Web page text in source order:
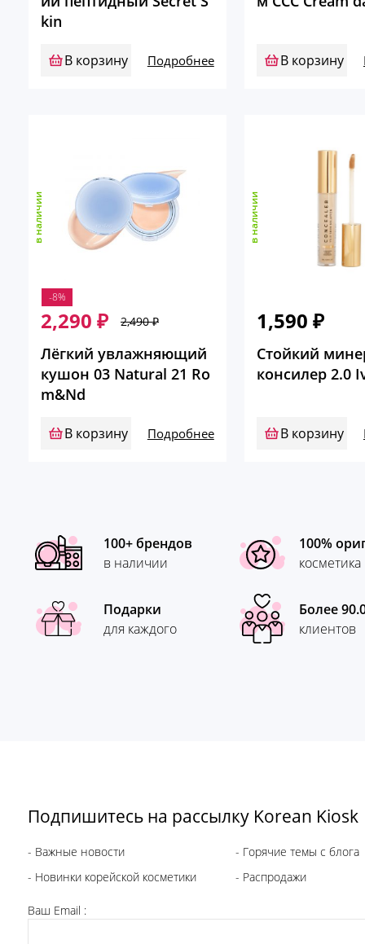
kin
В корзину Подробнее В корзину
2,490₽
Первоначальная
цена
составляла
2,490 ₽.
2,290 ₽
Текущая
цена:
2,290 ₽.
в наличии
Лёгкий увлажняющий
кушон 03 Natural 21 Ro
m&Nd
В корзину Подробнее
-8%
1,590₽
в наличии
Стойкий
консилер 2.0
В корзину
100+ брендов
в наличии
100%
косметика
Подарки
для каждого
Более
клиентов
Подпишитесь на рассылку Korean Kiosk
- Важные новости
- Горячие темы с блога
- Новинки корейской косметики
- Распродажи
Ваш Email :